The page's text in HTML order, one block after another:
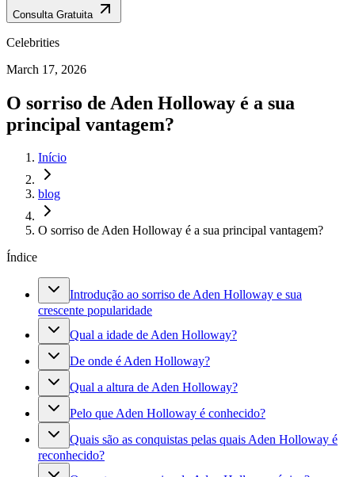
Consulta Gratuita
Celebrities
March 17, 2026
O sorriso de Aden Holloway é a sua
principal vantagem?
Início
blog
O sorriso de Aden Holloway é a sua principal vantagem?
Índice
Introdução ao sorriso de Aden Holloway e sua
crescente popularidade
Qual a idade de Aden Holloway?
De onde é Aden Holloway?
Qual a altura de Aden Holloway?
Pelo que Aden Holloway é conhecido?
Quais são as conquistas pelas quais Aden Holloway é
reconhecido?